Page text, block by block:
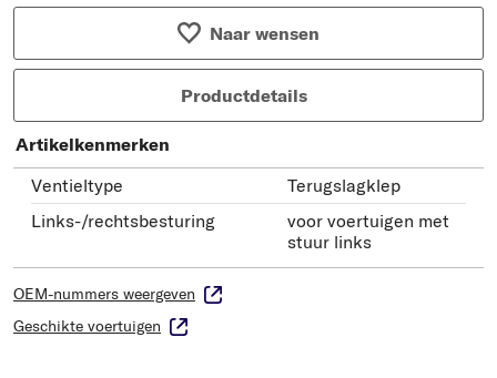
Naar wensen
Productdetails
Artikelkenmerken
Ventieltype
Terugslagklep
Links-/rechtsbesturing
voor voertuigen met
stuur links
OEM-nummers weergeven
Geschikte voertuigen